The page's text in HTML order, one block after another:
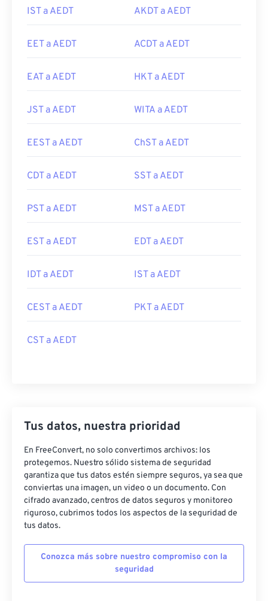
IST a AEDT AKDT a AEDT
EET a AEDT ACDT a AEDT
EAT a AEDT HKT a AEDT
JST a AEDT WITA a AEDT
EEST a AEDT ChST a AEDT
CDT a AEDT SST a AEDT
PST a AEDT MST a AEDT
EST a AEDT EDT a AEDT
IDT a AEDT IST a AEDT
CEST a AEDT PKT a AEDT
CST a AEDT
Tus datos, nuestra prioridad
En FreeConvert, no solo convertimos archivos: los
protegemos. Nuestro sólido sistema de seguridad
garantiza que tus datos estén siempre seguros, ya sea que
conviertas una imagen, un video o un documento. Con
cifrado avanzado, centros de datos seguros y monitoreo
riguroso, cubrimos todos los aspectos de la seguridad de
tus datos.
Conozca más sobre nuestro compromiso con la
seguridad